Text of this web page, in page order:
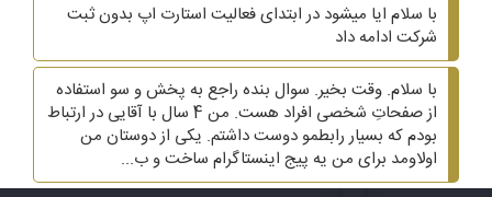
با سلام ایا میشود در ابتدای فعالیت استارت اپ بدون ثبت
شرکت ادامه داد
با سلام. وقت بخیر. سوال بنده راجع به پخش و سو استفاده
از صفحاتِ شخصی افراد هست. من 4 سال با آقایی در ارتباط
بودم که بسیار رابطمو دوست داشتم. یکی از دوستان من
اولاومد برای من یه پیج اینستاگرام ساخت و ب...